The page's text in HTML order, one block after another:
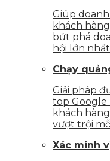
Giúp
khách
bứt phá
hội lớn
Chạy
Giải pháp
top Google
khách
vượt trội
Xác minh